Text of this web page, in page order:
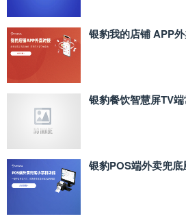
银豹我的店铺 APP
银豹餐饮智慧屏TV
银豹POS端外卖兜底